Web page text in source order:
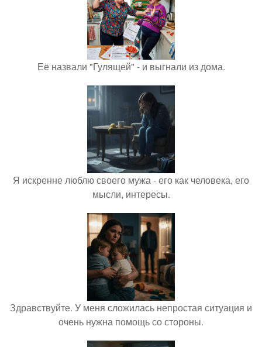
Её назвали "Гулящей" - и выгнали из дома.
Я искренне люблю своего мужа - его как человека, его
мысли, интересы.
Здравствуйте. У меня сложилась непростая ситуация и
очень нужна помощь со стороны.